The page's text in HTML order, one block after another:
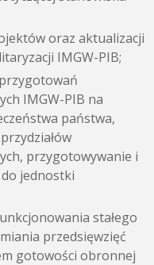
oraz aktualizacji
IMGW-PIB;
IMGW-PIB na
państwa,
przygotowywanie i
jednostki
stałego
przedsięwzięć
gotowości obronnej